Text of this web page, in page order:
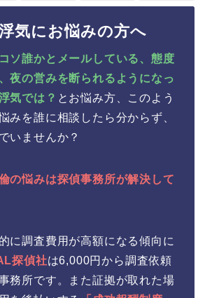
気にお悩みの方へ
ソ誰かとメールしている、態度
夜の営みを断られるようになっ
気では？ とお悩み方、このよう
みを誰に相談したら分からず、
いませんか？
の悩みは探偵事務所が解決して
に調査費用が高額になる傾向に
探偵社は6,000円から調査依頼
務所です。また証拠が取れた場